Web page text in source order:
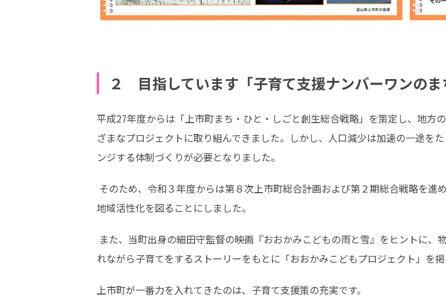
２ 目指しています「子育て支援ナンバーワンのま
平成27年度からは「上市町まち・ひと・しごと創生総合戦略」を策定し、地方
ざまなプロジェクトに取り組んできました。しかし、人口減少は加速の一途を
ンジする体制づくりが必要となりました。
地域活性化を図ることにしました。
れながら子育てをするストーリーをもとに「おおかみこどもプロジェクト」を
上市町が一番力を入れてきたのは、子育て支援策の充実です。